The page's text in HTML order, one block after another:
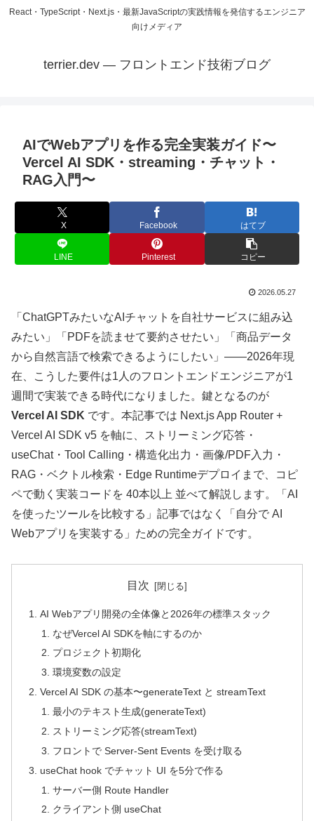
React・TypeScript・Next.js・最新JavaScriptの実践情報を発信するエンジニア
向けメディア
terrier.dev — フロントエンド技術ブログ
AIでWebアプリを作る完全実装ガイド〜
Vercel AI SDK・streaming・チャット・
RAG入門〜
X Facebook はてブ
LINE Pinterest コピー
2026.05.27
「ChatGPTみたいなAIチャットを自社サービスに組み込
みたい」「PDFを読ませて要約させたい」「商品データ
から自然言語で検索できるようにしたい」——2026年現
在、こうした要件は1人のフロントエンドエンジニアが1
週間で実装できる時代になりました。鍵となるのが
Vercel AI SDK です。本記事では Next.js App Router +
Vercel AI SDK v5 を軸に、ストリーミング応答・
useChat・Tool Calling・構造化出力・画像/PDF入力・
RAG・ベクトル検索・Edge Runtimeデプロイまで、コピ
ペで動く実装コードを 40本以上 並べて解説します。「AI
を使ったツールを比較する」記事ではなく「自分で AI
Webアプリを実装する」ための完全ガイドです。
目次
AI Webアプリ開発の全体像と2026年の標準スタック
なぜVercel AI SDKを軸にするのか
プロジェクト初期化
環境変数の設定
Vercel AI SDK の基本〜generateText と streamText
最小のテキスト生成(generateText)
ストリーミング応答(streamText)
フロントで Server-Sent Events を受け取る
useChat hook でチャット UI を5分で作る
サーバー側 Route Handler
クライアント側 useChat